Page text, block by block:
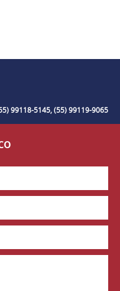
99118-5145, (55) 99119-9065